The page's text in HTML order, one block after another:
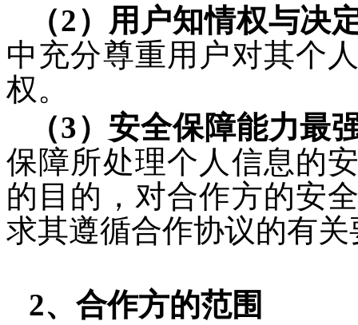
（2）用户知情权与决
中充分尊重用户对其个
权。
（3）安全保障能力最
保障所处理个人信息的
的目的，对合作方的安
求其遵循合作协议的有关
2、合作方的范围